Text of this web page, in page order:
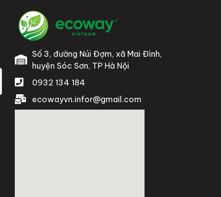
Số 3, đường Núi Đợm, xã Mai Đình,
huyện Sóc Sơn, TP Hà Nội
0932 134 184
ecowayvn.infor@gmail.com